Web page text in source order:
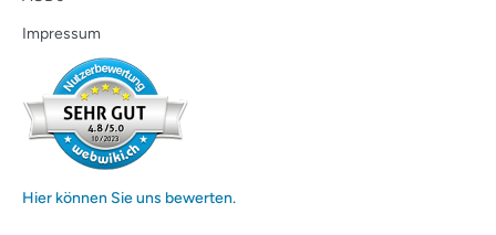
Impressum
Hier können Sie uns bewerten.